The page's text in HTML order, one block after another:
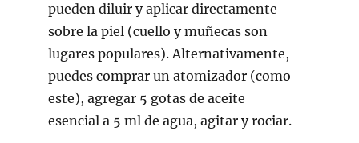
pueden diluir y aplicar directamente
sobre la piel (cuello y muñecas son
lugares populares). Alternativamente,
puedes comprar un atomizador (como
este), agregar 5 gotas de aceite
esencial a 5 ml de agua, agitar y rociar.